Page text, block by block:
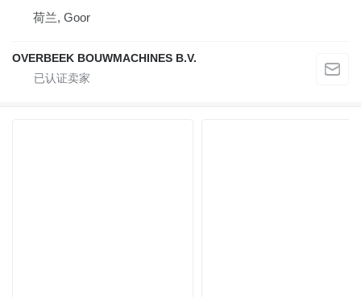
荷兰, Goor
OVERBEEK BOUWMACHINES B.V.